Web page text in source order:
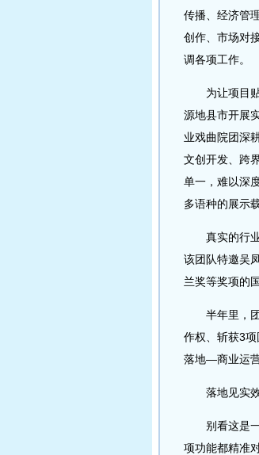
传播、经济管
创作、市场对
调各项工作。
为让项目贴
源地县市开展
业戏曲院团深
文创开发、跨
单一，难以深
多语种的展示载
真实的行业
该团队特邀吴
兰奖等奖项的
半年里，团
作权、斩获3
落地—商业运
落地见实效
别看这是一
项功能都精准